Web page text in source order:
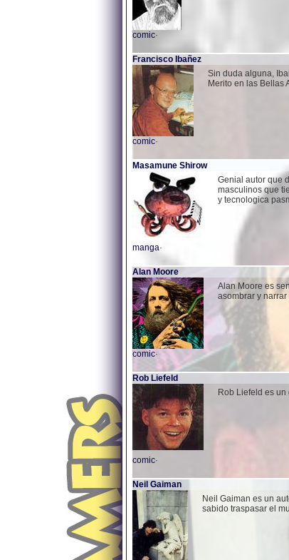
comic·
Francisco Ibañez
Sin duda alguna,
Merito en las Bellas
comic·
Masamune Shirow
Genial autor que
masculinos que
y tecnologica
manga·
Alan Moore
Alan Moore es
asombrar y
comic·
Rob Liefeld
Rob Liefeld es
comic·
Neil Gaiman
Neil Gaiman es un
sabido traspasar el